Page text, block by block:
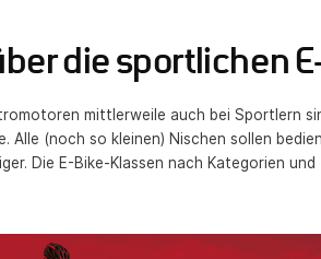
die sportlichen
mittlerweile auch bei Sportlern
Alle (noch so kleinen) Nischen sollen
Die E-Bike-Klassen nach Kategorien und